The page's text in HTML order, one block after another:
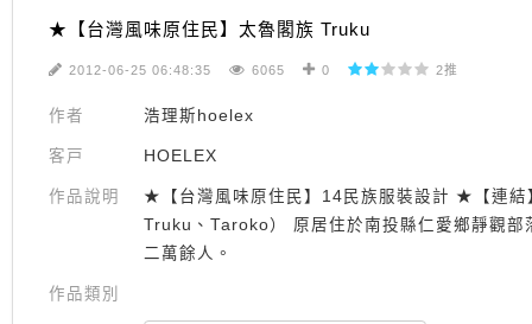
★【台灣風味原住民】太魯閣族 Truku
2012-06-25 06:48:35 6065 0 2推
作者 浩理斯hoelex
客戸 HOELEX
作品說明
★【台灣風味原住民】14民族服裝設計 ★【連
Truku、Taroko） 原居住於南投縣仁愛鄉靜觀
二萬餘人。
作品類別